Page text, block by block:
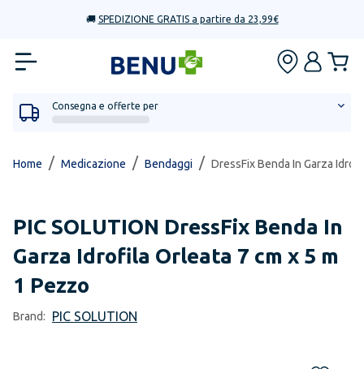
🚚 SPEDIZIONE GRATIS a partire da 23,99€
Consegna e offerte per
Home / Medicazione / Bendaggi / DressFix Benda In Garza
PIC SOLUTION DressFix Benda In
Garza Idrofila Orleata 7 cm x 5 m
1 Pezzo
Brand: PIC SOLUTION